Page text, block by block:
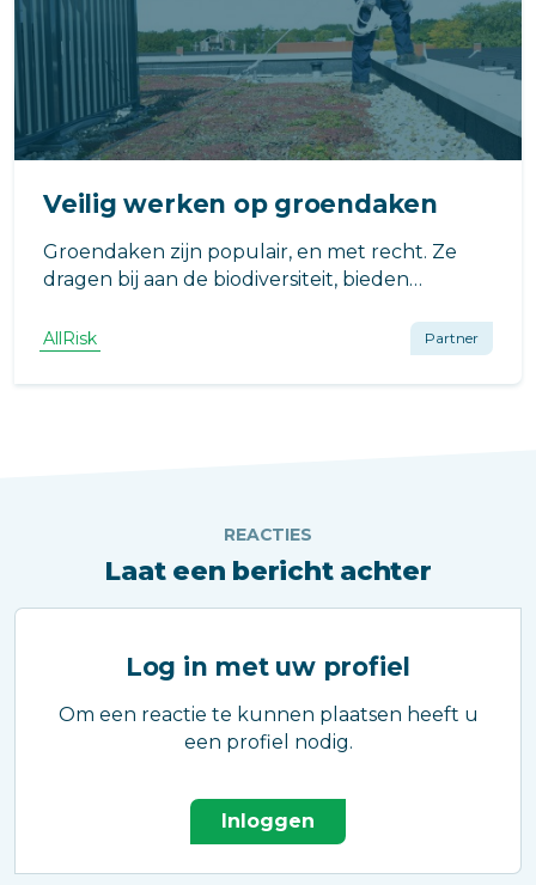
Veilig werken op groendaken
Groendaken zijn populair, en met recht. Ze
dragen bij aan de biodiversiteit, bieden
woningisolatie. Maar groendaken hebben
onderhoud nodig, hoe doe je dat veilig?
AllRisk Partner
REACTIES
Laat een bericht achter
Log in met uw profiel
Om een reactie te kunnen plaatsen heeft u
een profiel nodig.
Inloggen